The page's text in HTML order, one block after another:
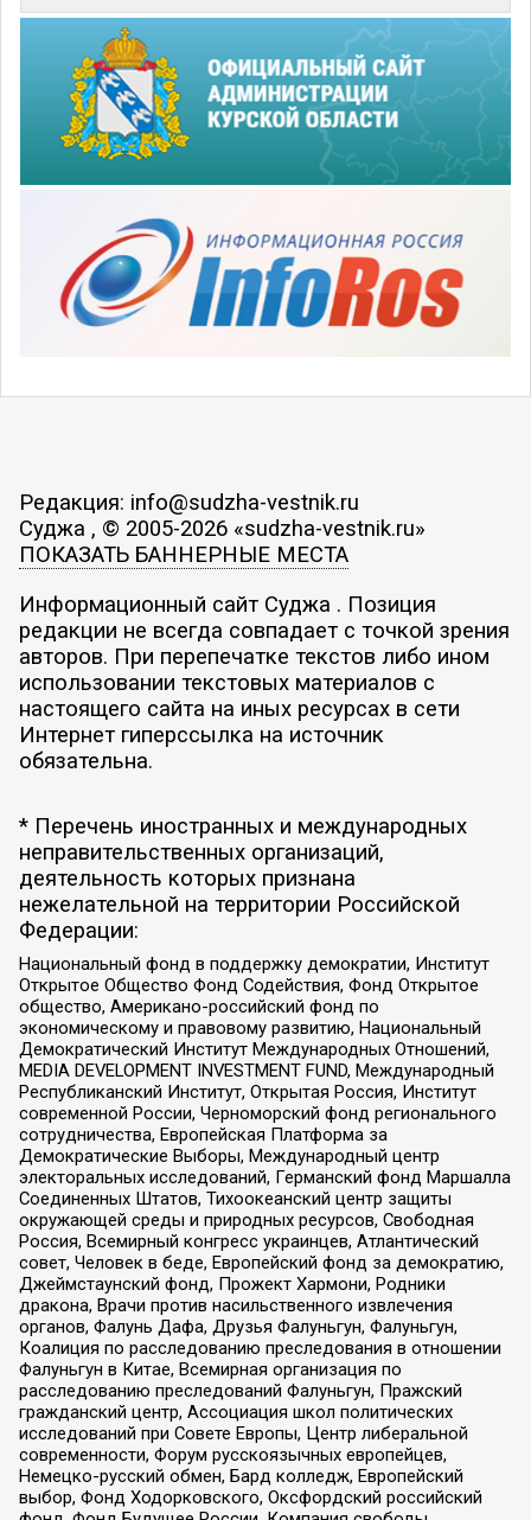
Редакция: info@sudzha-vestnik.ru
Суджа , © 2005-2026 «sudzha-vestnik.ru»
ПОКАЗАТЬ БАННЕРНЫЕ МЕСТА
Информационный сайт Суджа . Позиция
редакции не всегда совпадает с точкой зрения
авторов. При перепечатке текстов либо ином
использовании текстовых материалов с
настоящего сайта на иных ресурсах в сети
Интернет гиперссылка на источник
обязательна.
* Перечень иностранных и международных
неправительственных организаций,
деятельность которых признана
нежелательной на территории Российской
Федерации:
Национальный фонд в поддержку демократии, Институт
Открытое Общество Фонд Содействия, Фонд Открытое
общество, Американо-российский фонд по
экономическому и правовому развитию, Национальный
Демократический Институт Международных Отношений,
MEDIA DEVELOPMENT INVESTMENT FUND, Международный
Республиканский Институт, Открытая Россия, Институт
современной России, Черноморский фонд регионального
сотрудничества, Европейская Платформа за
Демократические Выборы, Международный центр
электоральных исследований, Германский фонд Маршалла
Соединенных Штатов, Тихоокеанский центр защиты
окружающей среды и природных ресурсов, Свободная
Россия, Всемирный конгресс украинцев, Атлантический
совет, Человек в беде, Европейский фонд за демократию,
Джеймстаунский фонд, Прожект Хармони, Родники
дракона, Врачи против насильственного извлечения
органов, Фалунь Дафа, Друзья Фалуньгун, Фалуньгун,
Коалиция по расследованию преследования в отношении
Фалуньгун в Китае, Всемирная организация по
расследованию преследований Фалуньгун, Пражский
гражданский центр, Ассоциация школ политических
исследований при Совете Европы, Центр либеральной
современности, Форум русскоязычных европейцев,
Немецко-русский обмен, Бард колледж, Европейский
выбор, Фонд Ходорковского, Оксфордский российский